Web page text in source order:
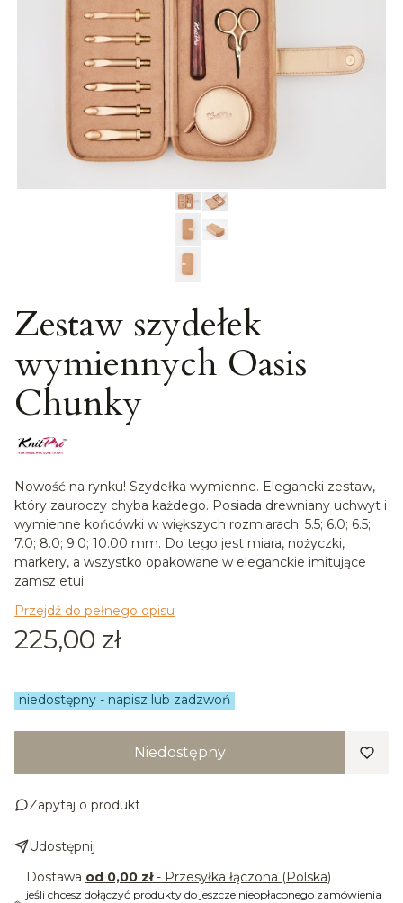
Zestaw szydełek
wymiennych Oasis
Chunky
Nowość na rynku! Szydełka wymienne. Elegancki zestaw,
który zauroczy chyba każdego. Posiada drewniany uchwyt i
wymienne końcówki w większych rozmiarach: 5.5; 6.0; 6.5;
7.0; 8.0; 9.0; 10.00 mm. Do tego jest miara, nożyczki,
markery, a wszystko opakowane w eleganckie imitujące
zamsz etui.
Przejdź do pełnego opisu
Cena
225,00 zł
niedostępny - napisz lub zadzwoń
Niedostępny
Zapytaj o produkt
Udostępnij
Dostawa od 0,00 zł- Przesyłka łączona (Polska)
jeśli chcesz dołączyć produkty do jeszcze nieopłaconego zamówienia